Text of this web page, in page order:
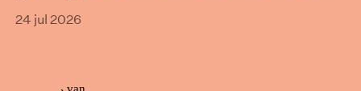
24 jul 2026